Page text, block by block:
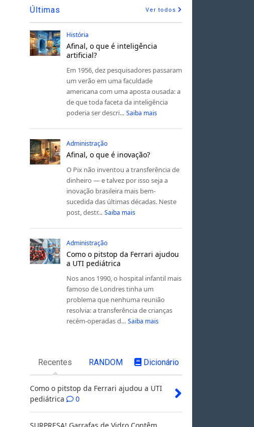
Últimas Ver todos
História
Afinal, o que é inteligência
artificial?
Em 1956, dez pesquisadores passaram
um verão em uma faculdade
americana com uma aposta ousada: a
de que toda faceta da inteligência
poderia ser descri... Saiba mais
Administração
Afinal, o que é inovação?
O Pix não inventou a transferência de
dinheiro — e talvez por isso seja a
inovação brasileira mais bem-
sucedida das últimas décadas. Neste
post, destr... Saiba mais
Administração
Como o pitstop da Ferrari ajudou
a UTI pediátrica
Nos anos 1990, o hospital infantil mais
famoso de Londres tinha um
problema que nenhuma reunião
resolvia: a transferência de crianças
recém-operadas d... Saiba mais
Recentes RANDOM Dicionário
Como o pitstop da Ferrari ajudou a UTI
pediátrica
0